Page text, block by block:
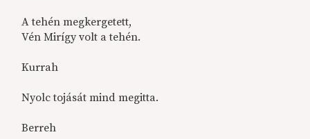
A tehén megkergetett,
Vén Mirígy volt a tehén.
Kurrah
Nyolc tojását mind megitta.
Berreh